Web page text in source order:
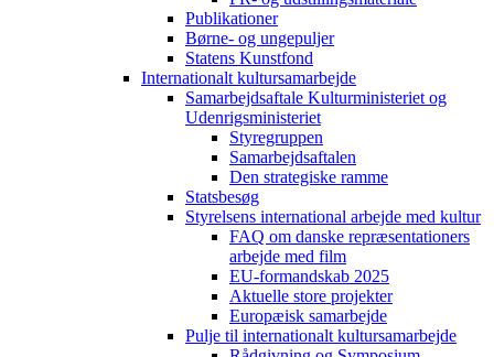
Publikationer
Børne- og ungepuljer
Statens Kunstfond
Internationalt kultursamarbejde
Samarbejdsaftale Kulturministeriet og
Udenrigsministeriet
Styregruppen
Samarbejdsaftalen
Den strategiske ramme
Statsbesøg
Styrelsens international arbejde med kultur
FAQ om danske repræsentationers
arbejde med film
EU-formandskab 2025
Aktuelle store projekter
Europæisk samarbejde
Pulje til internationalt kultursamarbejde